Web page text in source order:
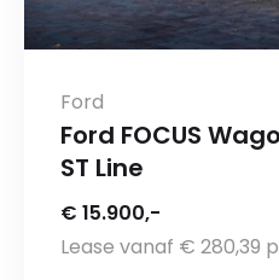
Ford
Ford FOCUS
ST Line
€ 15.900,-
Lease vanaf € 280,39